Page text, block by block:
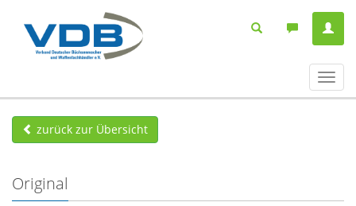
ein-/
zurück zur Übersicht
Original